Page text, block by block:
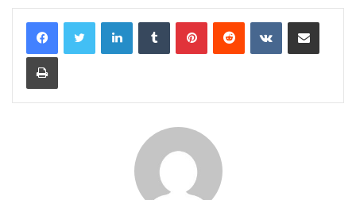
LinkedInTumblrPinterestReddit VKontakteShare via Email
Print